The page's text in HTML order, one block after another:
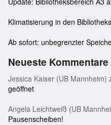
Klimatisierung in den
Ab sofort: unbegrenzter
Neueste Kommentare
Jessica Kaiser (UB Mannheim)
geöffnet
Angela Leichtweiß (UB
Pausenscheiben!